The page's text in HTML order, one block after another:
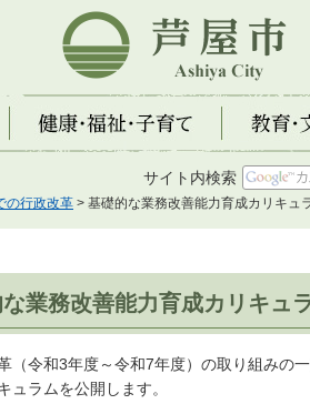
芦屋市
健康・福祉・子育て 教育・文化
サイト内検索
の行政改革 > 基礎的な業務改善能力育成カリキュ
業務改善能力育成カリキュ
（令和3年度～令和7年度）の取り組みの
ュラムを公開します。